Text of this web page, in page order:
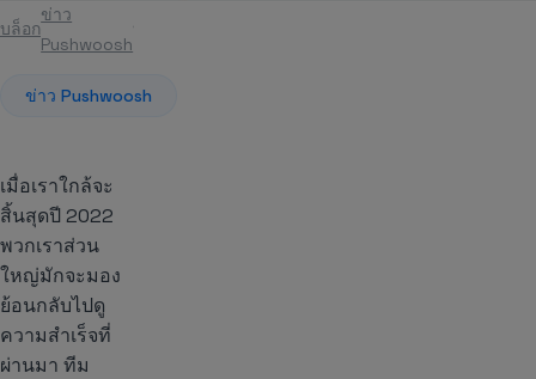
บล็อก
ข่าว
Pushwoosh
ข่าว Pushwoosh
เมื่อเราใกล้จะ
สิ้นสุดปี 2022
พวกเราส่วน
ใหญ่มักจะมอง
ย้อนกลับไปดู
ความสำเร็จที่
ผ่านมา ทีม